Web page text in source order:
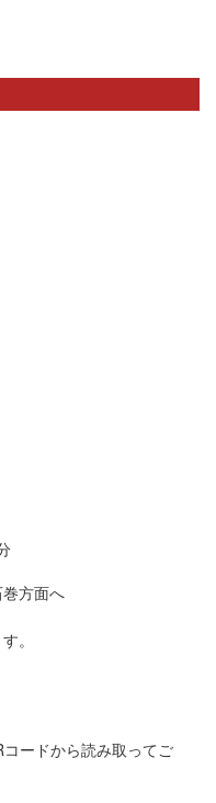
方面へ
。
ードから読み取ってご